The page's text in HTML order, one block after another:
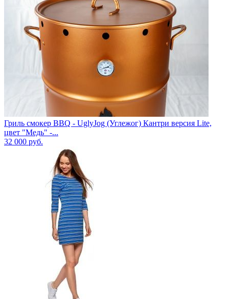
Гриль смокер BBQ - UglyJog (Углежог) Кантри версия Lite,
цвет "Медь" -...
32 000 руб.